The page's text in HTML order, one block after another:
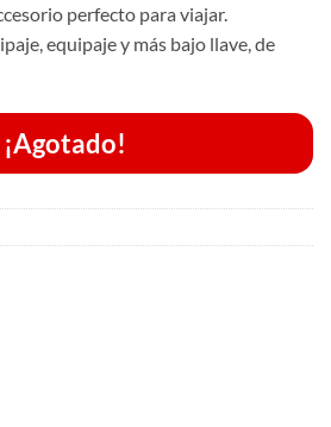
perfecto para viajar.
equipaje y más bajo llave, de
¡Agotado!